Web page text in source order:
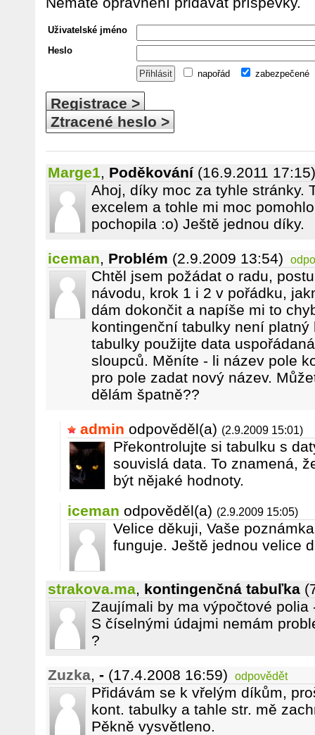
Uživatelské jméno
Heslo
napořád zabezpečené
Registrace >
Ztracené heslo >
Marge1, Poděkování (16.9.2011 17:15)
Ahoj, díky moc za tyhle stránky.
excelem a tohle mi moc
pochopila :o) Ještě jednou díky.
iceman, Problém (2.9.2009 13:54)
Chtěl jsem požádat o radu,
návodu, krok 1 i 2 v pořádku,
dám dokončit a napíše mi to
kontingenční tabulky není
tabulky použijte data
sloupců. Měníte - li název pole
pro pole zadat nový název.
dělám špatně??
admin odpověděl(a) (2.9.2009 15:01)
Překontrolujte si tabulku s
souvislá data. To znamená,
být nějaké hodnoty.
iceman odpověděl(a) (2.9.2009 15:05)
Velice děkuji, Vaše
funguje. Ještě jednou velice
strakova.ma, kontingenčná tabuľka
Zaujímali by ma výpočtové polia
S číselnými údajmi nemám
?
Zuzka, - (17.4.2008 16:59) odpovědět
Přidávám se k vřelým díkům,
kont. tabulky a tahle str. mě
Pěkně vysvětleno.